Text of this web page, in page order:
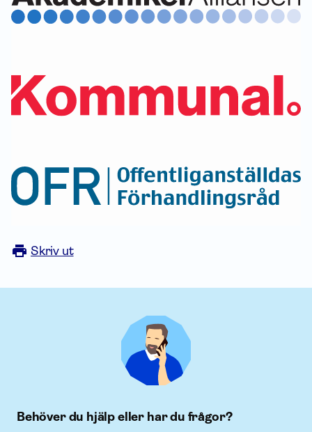
Skriv ut
Behöver du hjälp eller har du frågor?